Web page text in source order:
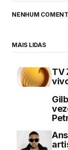
NENHUM
MAIS LIDAS
TV